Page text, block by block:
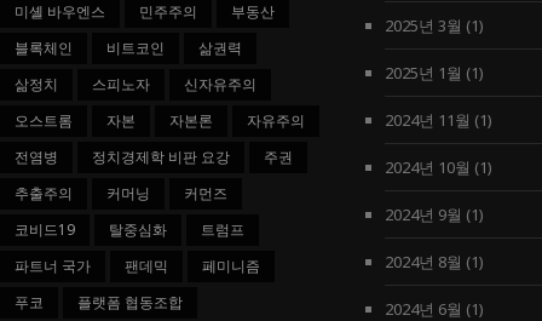
미셸 바우엔스
민주주의
부동산
블록체인
비트코인
삶권력
삶정치
스피노자
신자유주의
오스트롬
자본 자본론
자유주의
전염병
정치경제학 비판 요강
주권
추출주의
커머닝
커먼즈
코비드19
탈중심화
트럼프
파트너 국가
팬데믹
페미니즘
푸코
플랫폼 협동조합
2025년 3월 (1)
2025년 1월 (1)
2024년 11월 (1)
2024년 10월 (1)
2024년 9월 (1)
2024년 8월 (1)
2024년 6월 (1)